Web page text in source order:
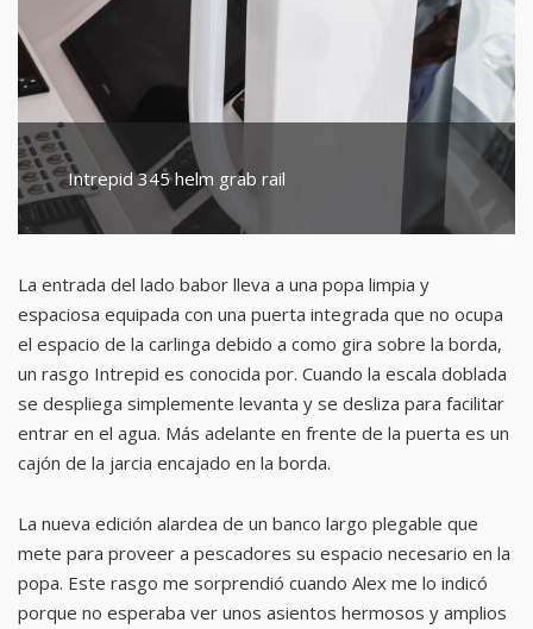
Intrepid 345 helm grab rail
La entrada del lado babor lleva a una popa limpia y
espaciosa equipada con una puerta integrada que no ocupa
el espacio de la carlinga debido a como gira sobre la borda,
un rasgo Intrepid es conocida por. Cuando la escala doblada
se despliega simplemente levanta y se desliza para facilitar
entrar en el agua. Más adelante en frente de la puerta es un
cajón de la jarcia encajado en la borda.
La nueva edición alardea de un banco largo plegable que
mete para proveer a pescadores su espacio necesario en la
popa. Este rasgo me sorprendió cuando Alex me lo indicó
porque no esperaba ver unos asientos hermosos y amplios